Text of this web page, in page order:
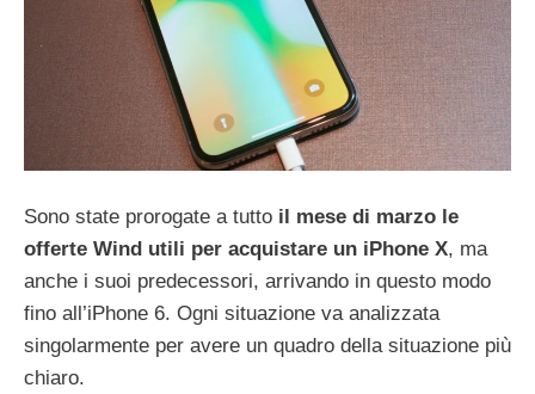
Sono state prorogate a tutto il mese di marzo le
offerte Wind utili per acquistare un iPhone X, ma
anche i suoi predecessori, arrivando in questo modo
fino all’iPhone 6. Ogni situazione va analizzata
singolarmente per avere un quadro della situazione più
chiaro.